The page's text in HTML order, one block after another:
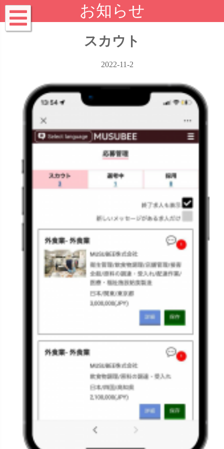
お知らせ
スカウト
2022-11-2